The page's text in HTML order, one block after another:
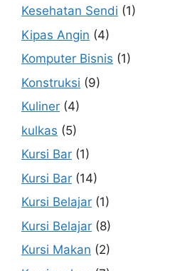
Kesehatan Sendi (1)
Kipas Angin (4)
Komputer Bisnis (1)
Konstruksi (9)
Kuliner (4)
kulkas (5)
Kursi Bar (1)
Kursi Bar (14)
Kursi Belajar (1)
Kursi Belajar (8)
Kursi Makan (2)